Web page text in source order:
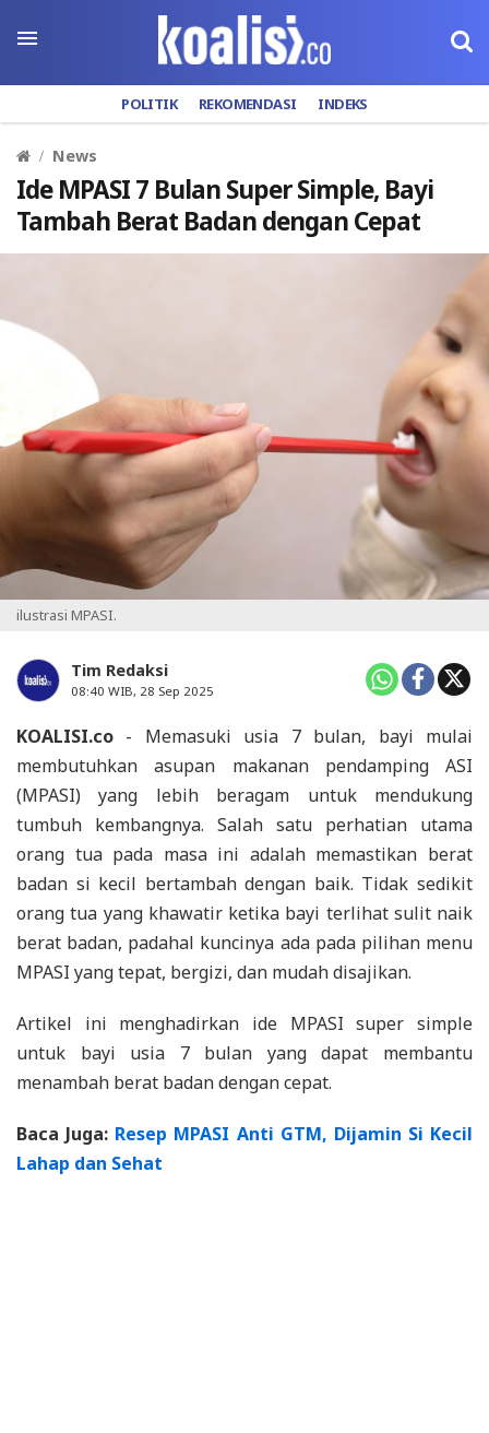
POLITIK REKOMENDASI INDEKS
News
Ide MPASI 7 Bulan Super Simple, Bayi
Tambah Berat Badan dengan Cepat
ilustrasi MPASI.
Tim Redaksi
08:40 WIB, 28 Sep 2025
KOALISI.co - Memasuki usia 7 bulan, bayi mulai
membutuhkan asupan makanan pendamping ASI
(MPASI) yang lebih beragam untuk mendukung
tumbuh kembangnya. Salah satu perhatian utama
orang tua pada masa ini adalah memastikan berat
badan si kecil bertambah dengan baik. Tidak sedikit
orang tua yang khawatir ketika bayi terlihat sulit naik
berat badan, padahal kuncinya ada pada pilihan menu
MPASI yang tepat, bergizi, dan mudah disajikan.
Artikel ini menghadirkan ide MPASI super simple
untuk bayi usia 7 bulan yang dapat membantu
menambah berat badan dengan cepat.
Baca Juga: Resep MPASI Anti GTM, Dijamin Si Kecil
Lahap dan Sehat